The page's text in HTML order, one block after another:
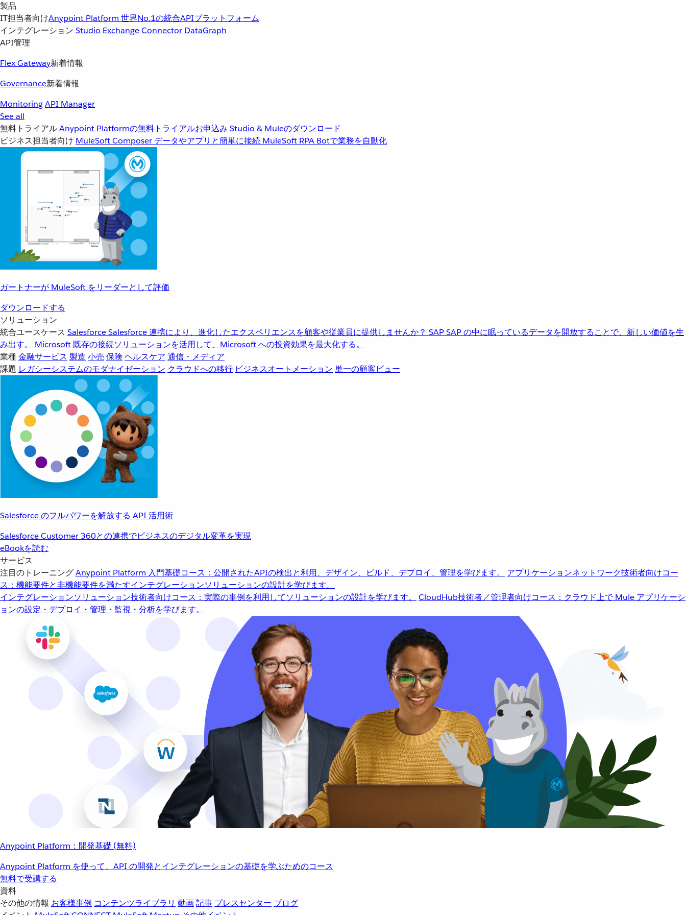
製品
IT担当者向けAnypoint Platform 世界No.1の統合APIプラットフォーム
インテグレーション Studio ExchangeConnector DataGraph
API管理
Flex Gateway新着情報
Governance新着情報
MonitoringAPI Manager
See all
無料トライアルAnypoint Platformの無料トライアルお申込み Studio & Muleのダウンロード
ビジネス担当者向け MuleSoft Composer データやアプリと簡単に接続 MuleSoft RPA Botで業務を自動化
ガートナーが MuleSoft をリーダーとして評価
ダウンロードする
ソリューション
統合ユースケース SalesforceSalesforce 連携により、進化したエクスペリエンスを顧客や従業員に提供しませんか？ SAPSAP の中に眠っているデータを開放することで、新しい価値を生
み出す。
Microsoft 既存の接続ソリューションを活用して、Microsoft への投資効果を最大化する。
業種金融サービス 製造 小売 保険 ヘルスケア 通信・メディア
課題 レガシーシステムのモダナイゼーション クラウドへの移行 ビジネスオートメーション 単一の顧客ビュー
Salesforce のフルパワーを解放する API 活用術
Salesforce Customer 360との連携でビジネスのデジタル変革を実現
eBookを読む
サービス
注目のトレーニングAnypoint Platform 入門基礎コース：公開されたAPIの検出と利用、デザイン、ビルド、デプロイ、管理を学びます。 アプリケーションネットワーク技術者向けコー
ス：機能要件と非機能要件を満たすインテグレーションソリューションの設計を学びます。
インテグレーションソリューション技術者向けコース：実際の事例を利用してソリューションの設計を学びます。 CloudHub技術者／管理者向けコース：クラウド上で Mule アプリケーシ
ョンの設定・デプロイ・管理・監視・分析を学びます。
Anypoint Platform：開発基礎 (無料)
Anypoint Platform を使って、API の開発とインテグレーションの基礎を学ぶためのコース
無料で受講する
資料
その他の情報 お客様事例 コンテンツライブラリ 動画記事 プレスセンター ブログ